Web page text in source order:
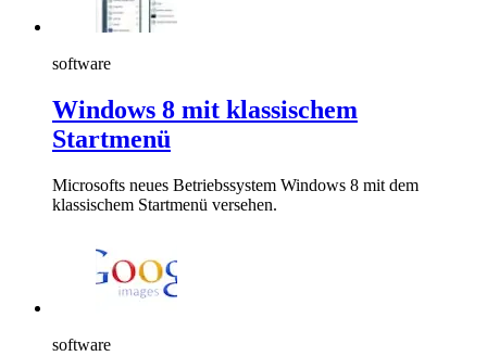
software
Windows 8 mit klassischem
Startmenü
Microsofts neues Betriebssystem Windows 8 mit dem
klassischem Startmenü versehen.
software